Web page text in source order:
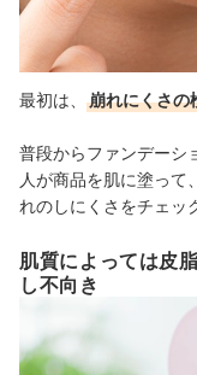
最初は、 崩れにくさの
普段からファンデーシ
人が商品を肌に塗って
れのしにくさをチェッ
肌質によっては皮
し不向き